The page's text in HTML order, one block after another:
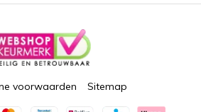
voorwaarden Sitemap